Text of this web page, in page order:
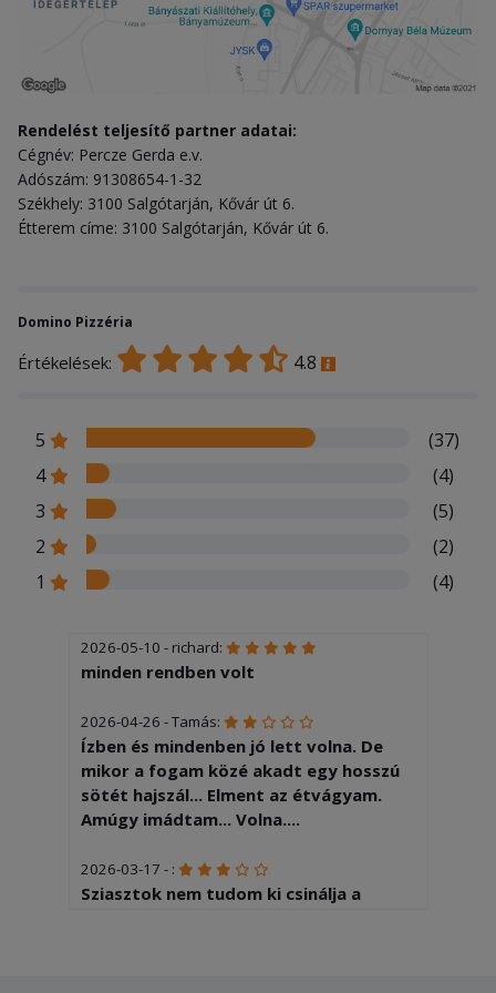
Rendelést teljesítő partner adatai:
Cégnév: Percze Gerda e.v.
Adószám: 91308654-1-32
Székhely: 3100 Salgótarján, Kővár út 6.
Étterem címe: 3100 Salgótarján, Kővár út 6.
Domino Pizzéria
Értékelések: 4.8
5
(37)
4
(4)
3
(5)
2
(2)
1
(4)
2026-05-10 - richard:
minden rendben volt
2026-04-26 - Tamás:
Ízben és mindenben jó lett volna. De
mikor a fogam közé akadt egy hosszú
sötét hajszál... Elment az étvágyam.
Amúgy imádtam... Volna....
2026-03-17 - :
Sziasztok nem tudom ki csinálja a